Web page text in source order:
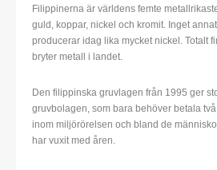
Filippinerna är världens femte
guld, koppar, nickel och kromit. Inget
producerar idag lika mycket nickel. Totalt
bryter metall i landet.
Den filippinska gruvlagen från 1995 ger
gruvbolagen, som bara behöver betala
inom miljörörelsen och bland de
har vuxit med åren.